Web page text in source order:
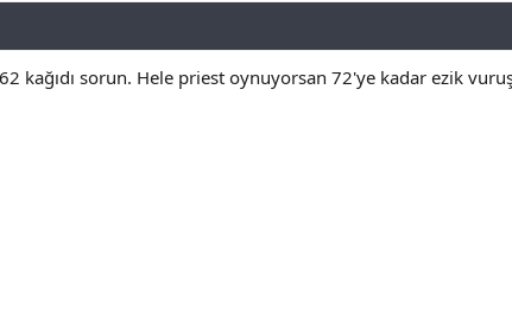
kağıdı sorun. Hele priest oynuyorsan 72'ye kadar ezik